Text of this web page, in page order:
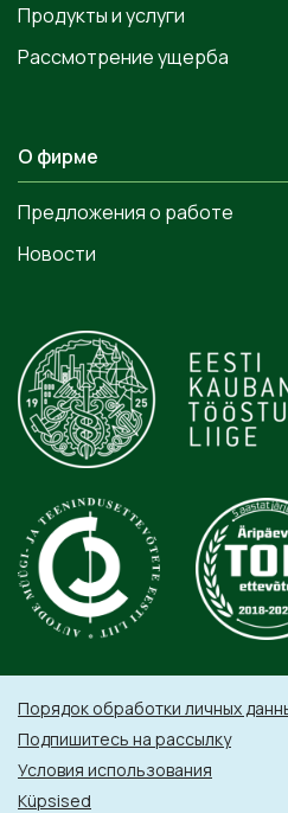
Продукты и услуги
Рассмотрение ущерба
О фирме
Предложения о работе
Новости
Порядок обработки личных
Подпишитесь на рассылку
Условия использования
Küpsised